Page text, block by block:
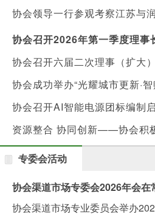
协会领导一行参观考察江苏与
协会召开六届二次理事（扩大
协会成功举办“光耀城市更新·
协会召开AI智能电源团标编制
专委会活动
协会渠道市场专委会2026年会在
协会渠道市场专业委员会举办